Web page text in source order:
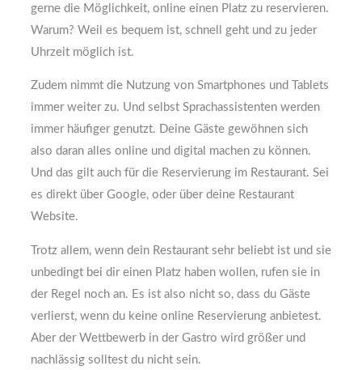
gerne die Möglichkeit, online einen Platz zu reservieren.
Warum? Weil es bequem ist, schnell geht und zu jeder
Uhrzeit möglich ist.
Zudem nimmt die Nutzung von Smartphones und Tablets
immer weiter zu. Und selbst Sprachassistenten werden
immer häufiger genutzt. Deine Gäste gewöhnen sich
also daran alles online und digital machen zu können.
Und das gilt auch für die Reservierung im Restaurant. Sei
es direkt über Google, oder über deine Restaurant
Website.
Trotz allem, wenn dein Restaurant sehr beliebt ist und sie
unbedingt bei dir einen Platz haben wollen, rufen sie in
der Regel noch an. Es ist also nicht so, dass du Gäste
verlierst, wenn du keine online Reservierung anbietest.
Aber der Wettbewerb in der Gastro wird größer und
nachlässig solltest du nicht sein.